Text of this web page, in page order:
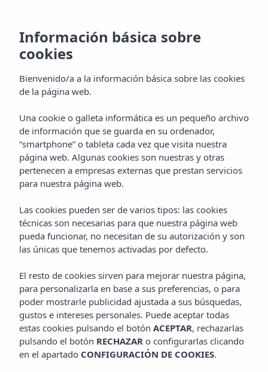
Actividades
Información básica sobre
cookies
Bienvenido/a a la información básica sobre las cookies
de la página web.
Una cookie o galleta informática es un pequeño archivo
de información que se guarda en su ordenador,
“smartphone” o tableta cada vez que visita nuestra
página web. Algunas cookies son nuestras y otras
pertenecen a empresas externas que prestan servicios
para nuestra página web.
Las cookies pueden ser de varios tipos: las cookies
técnicas son necesarias para que nuestra página web
pueda funcionar, no necesitan de su autorización y son
las únicas que tenemos activadas por defecto.
El resto de cookies sirven para mejorar nuestra página,
para personalizarla en base a sus preferencias, o para
poder mostrarle publicidad ajustada a sus búsquedas,
gustos e intereses personales. Puede aceptar todas
estas cookies pulsando el botón ACEPTAR, rechazarlas
pulsando el botón RECHAZAR o configurarlas clicando
en el apartado CONFIGURACIÓN DE COOKIES.